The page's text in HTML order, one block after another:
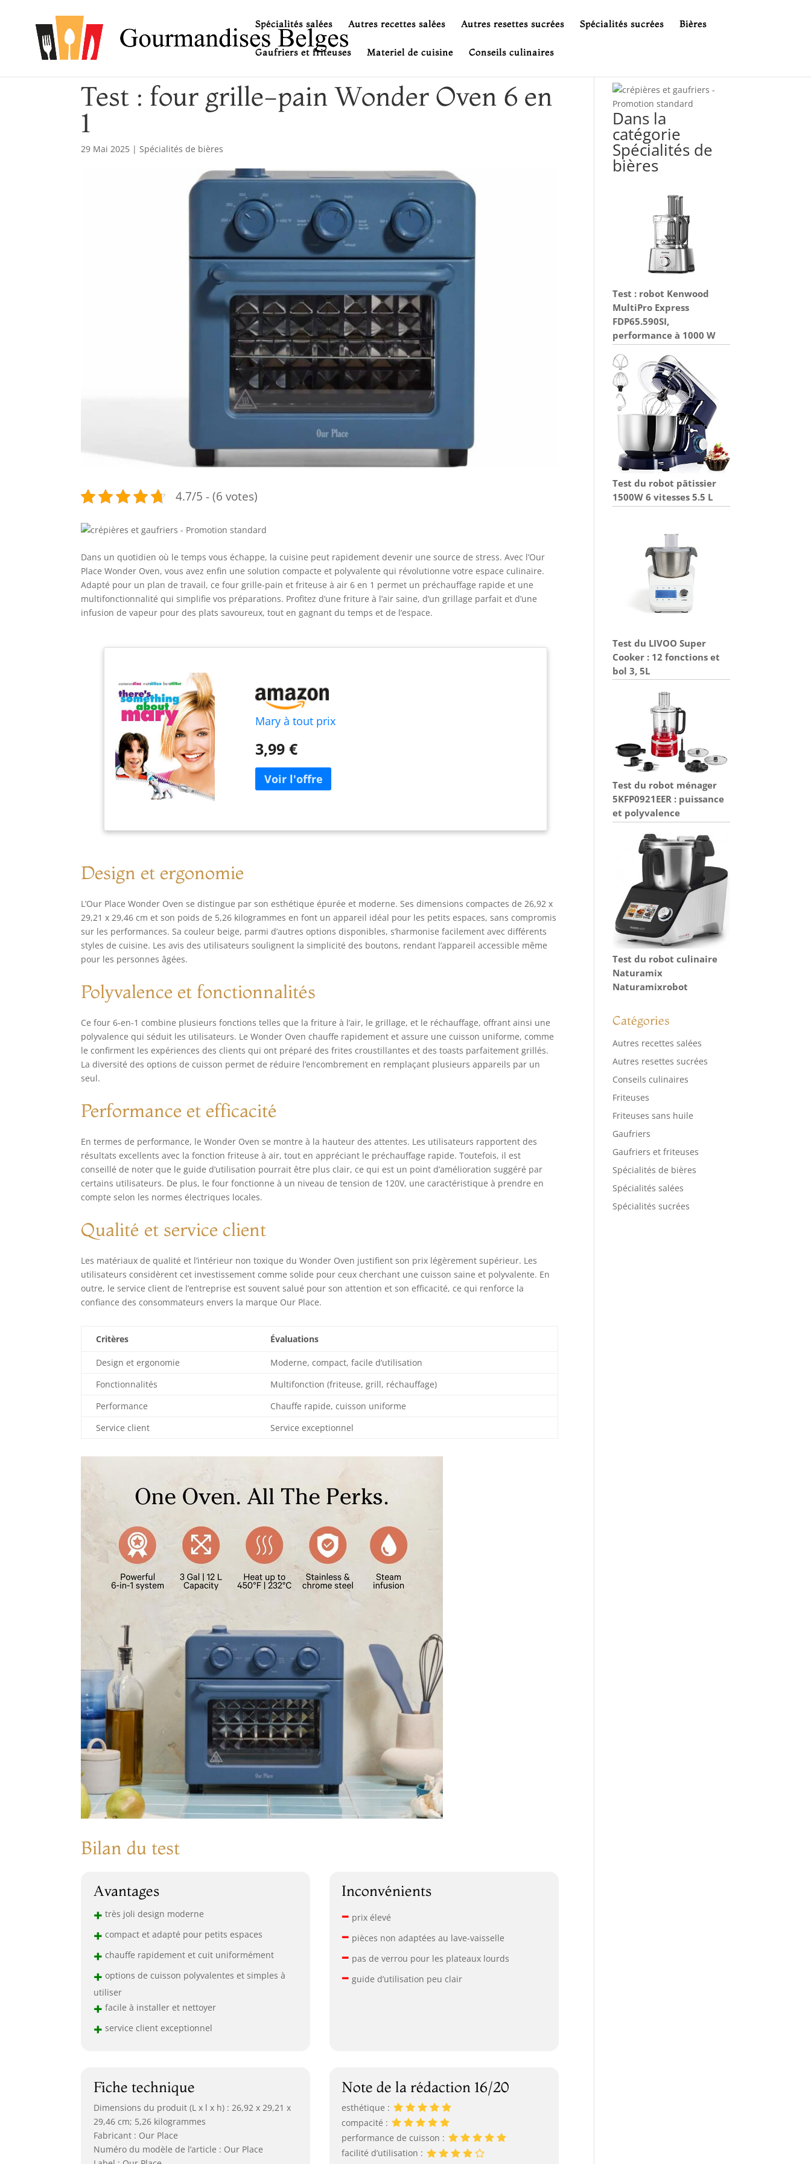
Spécialités salées Autres recettes salées Autres resettes sucrées Spécialités sucrées Bières
Gaufriers et friteuses Materiel de cuisine Conseils culinaires
Test : four grille-pain Wonder Oven 6 en
1
29 Mai 2025 |Spécialités de bières
4.7/5 - (6 votes)
Dans un quotidien où le temps vous échappe, la cuisine peut rapidement devenir une source de stress. Avec l’Our
Place Wonder Oven, vous avez enfin une solution compacte et polyvalente qui révolutionne votre espace culinaire.
Adapté pour un plan de travail, ce four grille-pain et friteuse à air 6 en 1 permet un préchauffage rapide et une
multifonctionnalité qui simplifie vos préparations. Profitez d’une friture à l’air saine, d’un grillage parfait et d’une
infusion de vapeur pour des plats savoureux, tout en gagnant du temps et de l’espace.
Mary à tout prix
3,99 €
Design et ergonomie
L’Our Place Wonder Oven se distingue par son esthétique épurée et moderne. Ses dimensions compactes de 26,92 x
29,21 x 29,46 cm et son poids de 5,26 kilogrammes en font un appareil idéal pour les petits espaces, sans compromis
sur les performances. Sa couleur beige, parmi d’autres options disponibles, s’harmonise facilement avec différents
styles de cuisine. Les avis des utilisateurs soulignent la simplicité des boutons, rendant l’appareil accessible même
pour les personnes âgées.
Polyvalence et fonctionnalités
Ce four 6-en-1 combine plusieurs fonctions telles que la friture à l’air, le grillage, et le réchauffage, offrant ainsi une
polyvalence qui séduit les utilisateurs. Le Wonder Oven chauffe rapidement et assure une cuisson uniforme, comme
le confirment les expériences des clients qui ont préparé des frites croustillantes et des toasts parfaitement grillés.
La diversité des options de cuisson permet de réduire l’encombrement en remplaçant plusieurs appareils par un
seul.
Performance et efficacité
En termes de performance, le Wonder Oven se montre à la hauteur des attentes. Les utilisateurs rapportent des
résultats excellents avec la fonction friteuse à air, tout en appréciant le préchauffage rapide. Toutefois, il est
conseillé de noter que le guide d’utilisation pourrait être plus clair, ce qui est un point d’amélioration suggéré par
certains utilisateurs. De plus, le four fonctionne à un niveau de tension de 120V, une caractéristique à prendre en
compte selon les normes électriques locales.
Qualité et service client
Les matériaux de qualité et l’intérieur non toxique du Wonder Oven justifient son prix légèrement supérieur. Les
utilisateurs considèrent cet investissement comme solide pour ceux cherchant une cuisson saine et polyvalente. En
outre, le service client de l’entreprise est souvent salué pour son attention et son efficacité, ce qui renforce la
confiance des consommateurs envers la marque Our Place.
Critères Évaluations
Design et ergonomie
Moderne, compact, facile d’utilisation
Fonctionnalités
Multifonction (friteuse, grill, réchauffage)
Performance
Chauffe rapide, cuisson uniforme
Service client
Service exceptionnel
Bilan du test
Avantages
+ très joli design moderne
+ compact et adapté pour petits espaces
+ chauffe rapidement et cuit uniformément
+ options de cuisson polyvalentes et simples à
utiliser
+ facile à installer et nettoyer
+ service client exceptionnel
Inconvénients
– prix élevé
– pièces non adaptées au lave-vaisselle
– pas de verrou pour les plateaux lourds
– guide d’utilisation peu clair
Fiche technique
Dimensions du produit (L x l x h) : 26,92 x 29,21 x
29,46 cm; 5,26 kilogrammes
Fabricant : Our Place
Numéro du modèle de l’article : Our Place
Note de la rédaction 16/20
esthétique :
compacité :
performance de cuisson :
facilité d’utilisation :
Dans la
catégorie
Spécialités de
bières
Test : robot Kenwood
MultiPro Express
FDP65.590SI,
performance à 1000 W
Test du robot pâtissier
1500W 6 vitesses 5.5 L
Test du LIVOO Super
Cooker : 12 fonctions et
bol 3, 5L
Test du robot ménager
5KFP0921EER : puissance
et polyvalence
Test du robot culinaire
Naturamix
Naturamixrobot
Catégories
Autres recettes salées
Autres resettes sucrées
Conseils culinaires
Friteuses
Friteuses sans huile
Gaufriers
Gaufriers et friteuses
Spécialités de bières
Spécialités salées
Spécialités sucrées